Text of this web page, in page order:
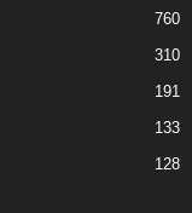
760
310
191
133
128